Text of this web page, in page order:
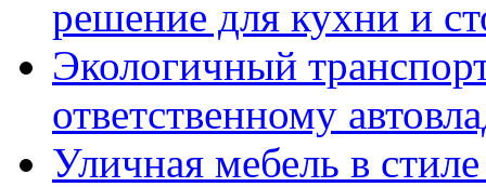
решение для кухни и
Экологичный
ответственному
Уличная мебель в